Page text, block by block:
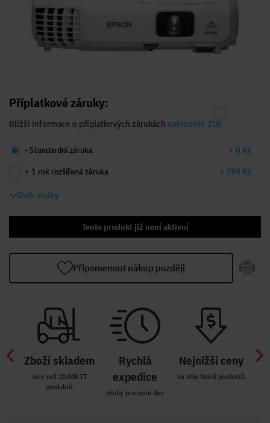
Příplatkové záruky:
Bližší informace o příplatkových zárukách naleznete ZDE
- Standardní záruka + 0 Kč
+ 1 rok rozšířená záruka + 399 Kč
Další služby
Tento produkt již není aktivní
Připomenout nákup později
Zboží skladem
více než 20.000 IT
produktů
Rychlá
expedice
druhý pracovní den
Nejnižší ceny
na trhu tisíců produktů